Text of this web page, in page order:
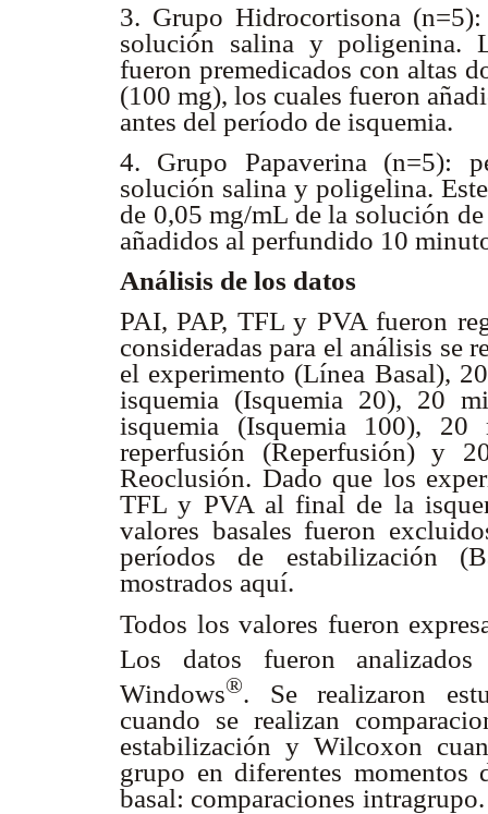
3. Grupo Hidrocortisona
solución salina y poligenina.
fueron premedicados con altas
(100 mg), los cuales fueron
antes del período de isquemia.
4. Grupo Papaverina (n=5):
solución salina y poligelina.
de 0,05 mg/mL de la solución
añadidos al perfundido 10
Análisis de los datos
PAI, PAP, TFL y PVA fueron
consideradas para el análisis se
el experimento (Línea Basal),
isquemia (Isquemia 20), 20
isquemia (Isquemia 100),
reperfusión (Reperfusión) y
Reoclusión. Dado que los
TFL y PVA al final de la
valores basales fueron
períodos de estabilización
mostrados aquí.
Todos los valores fueron
Los datos fueron analizados
Windows®. Se realizaron
cuando se realizan
estabilización y Wilcoxon
grupo en diferentes
basal: comparaciones